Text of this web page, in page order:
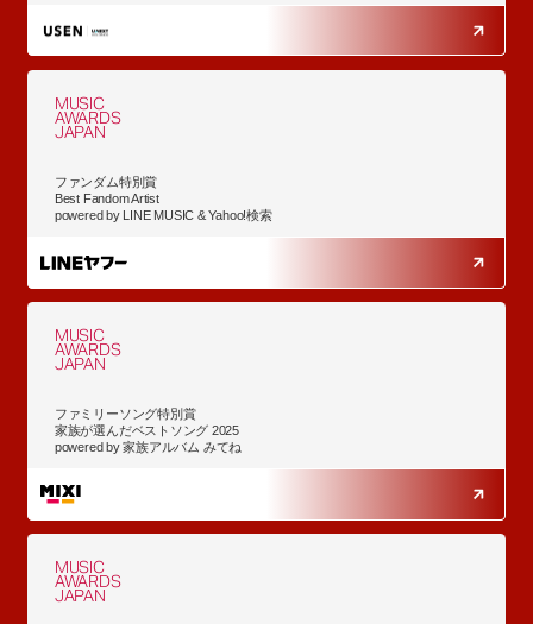
MUSIC
AWARDS
JAPAN
ファンダム特別賞
Best Fandom Artist
powered by LINE MUSIC & Yahoo!検索
MUSIC
AWARDS
JAPAN
ファミリーソング特別賞
家族が選んだベストソング 2025
powered by 家族アルバム みてね
MUSIC
AWARDS
JAPAN